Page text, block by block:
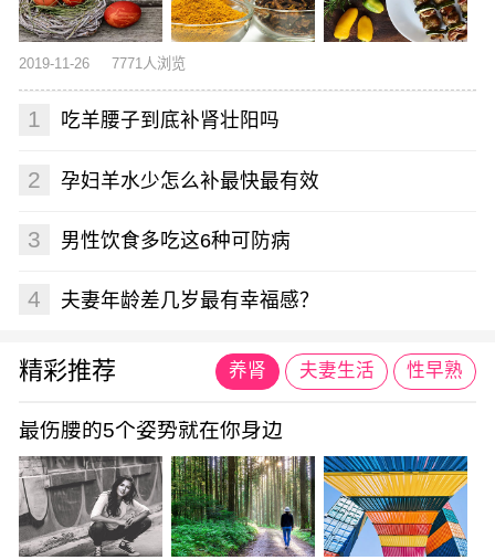
2019-11-26 7771人浏览
1 吃羊腰子到底补肾壮阳吗
2 孕妇羊水少怎么补最快最有效
3 男性饮食多吃这6种可防病
4 夫妻年龄差几岁最有幸福感？
精彩推荐 养肾 夫妻生活 性早熟
最伤腰的5个姿势就在你身边